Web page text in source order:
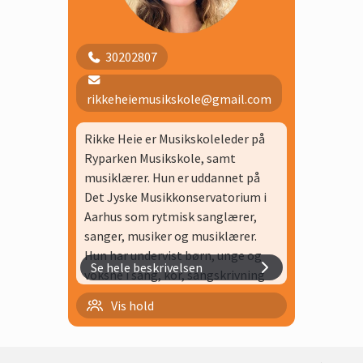
Klippekort klaver 40 min
Minikor
Sammenspil 4. klasse, Hold 2
30202807
rikkeheiemusikskole@gmail.com
Rikke Heie er Musikskoleleder på
Ryparken Musikskole, samt
musiklærer. Hun er uddannet på
Det Jyske Musikkonservatorium i
Aarhus som rytmisk sanglærer,
sanger, musiker og musiklærer.
Hun har undervist børn, unge og
voksne i sang, kor, sangskrivning
og musik i over 25 år. Blandt andet
på Skuespiller Akademiet,
Se hele beskrivelsen
Vis hold
Minikor